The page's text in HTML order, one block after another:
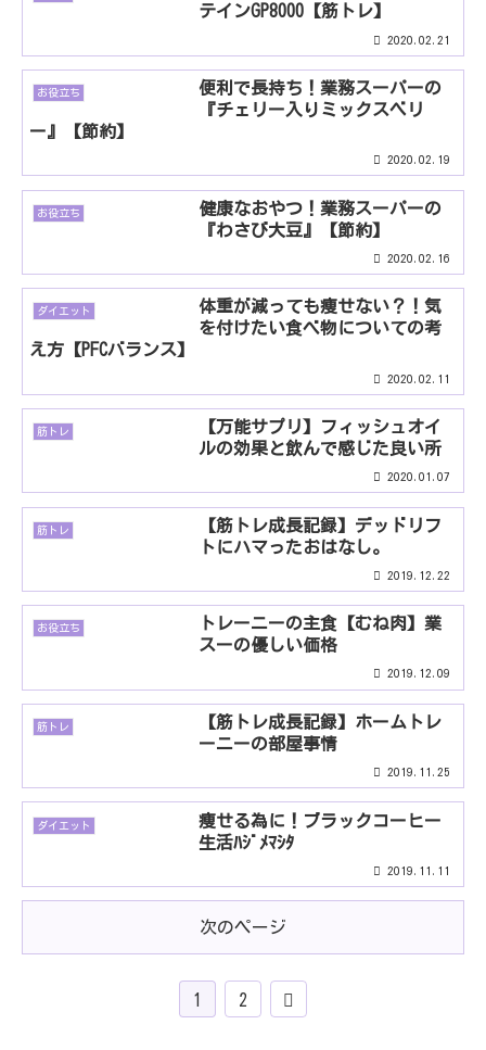
テインGP8000【筋トレ】
2020.02.21
お役立ち
便利で長持ち！業務スーパーの
『チェリー入りミックスベリ
ー』【節約】
2020.02.19
お役立ち
健康なおやつ！業務スーパーの
『わさび大豆』【節約】
2020.02.16
ダイエット
体重が減っても痩せない？！気
を付けたい食べ物についての考
え方【PFCバランス】
2020.02.11
筋トレ
【万能サプリ】フィッシュオイ
ルの効果と飲んで感じた良い所
2020.01.07
筋トレ
【筋トレ成長記録】デッドリフ
トにハマったおはなし。
2019.12.22
お役立ち
トレーニーの主食【むね肉】業
スーの優しい価格
2019.12.09
筋トレ
【筋トレ成長記録】ホームトレ
ーニーの部屋事情
2019.11.25
ダイエット
痩せる為に！ブラックコーヒー
生活ﾊｼﾞﾒﾏｼﾀ
2019.11.11
次のページ
1 2